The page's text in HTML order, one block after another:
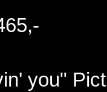
you"